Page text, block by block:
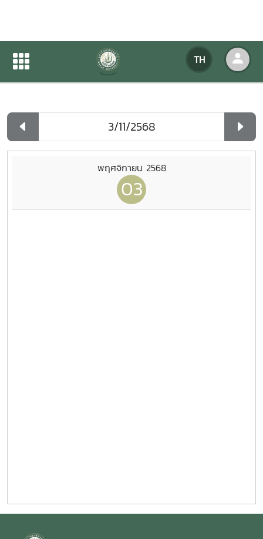
TH
ปฏิทินกิจกรรมของหน่วยงาน
ปฏิทินกิจกรรมของหน่วยงาน
พฤศจิกายน 2568
03